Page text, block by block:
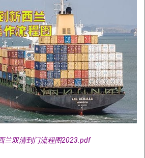
兰双清到门流程图2023.pdf